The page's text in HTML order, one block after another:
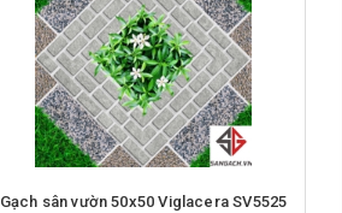
Gạch sân vườn 50x50 Viglacera SV5525